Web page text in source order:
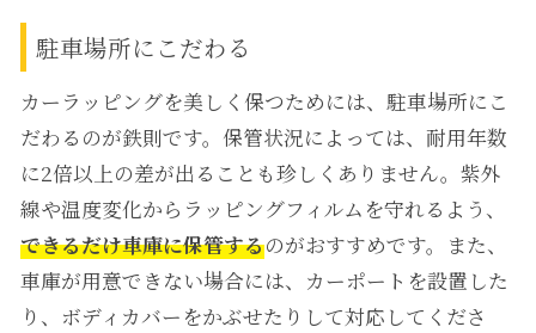
駐車場所にこだわる
カーラッピングを美しく保つためには、駐車場所にこ
だわるのが鉄則です。保管状況によっては、耐用年数
に2倍以上の差が出ることも珍しくありません。紫外
線や温度変化からラッピングフィルムを守れるよう、
できるだけ車庫に保管するのがおすすめです。
また、
車庫が用意できない場合には、カーポートを設置した
り、ボディカバーをかぶせたりして対応してくださ